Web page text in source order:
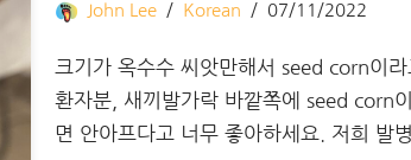
John Lee Korean 07/11/2022
크기가 옥수수 씨앗만해서 seed corn이
환자분, 새끼발가락 바깥쪽에 seed corn
면 안아프다고 너무 좋아하세요. 저희 발